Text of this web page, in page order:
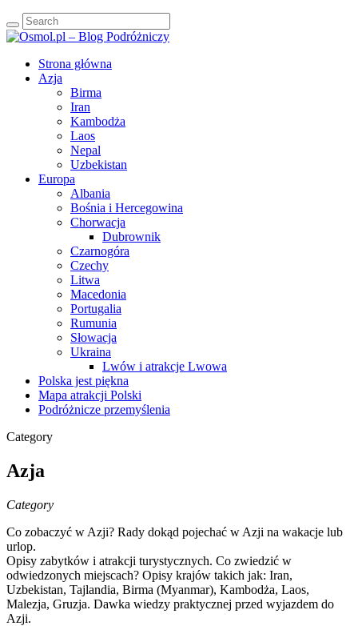
Strona główna
Azja
Birma
Iran
Kambodża
Laos
Nepal
Uzbekistan
Europa
Albania
Bośnia i Hercegowina
Chorwacja
Dubrownik
Czarnogóra
Czechy
Litwa
Macedonia
Portugalia
Rumunia
Słowacja
Ukraina
Lwów i atrakcje Lwowa
Polska jest piękna
Mapa atrakcji Polski
Podróżnicze przemyślenia
Category
Azja
Category
Co zobaczyć w Azji? Rady dokąd pojechać w Azji na wakacje lub
urlop.
Opisy zabytków i atrakcji turystycznych. Co zwiedzić w
odwiedzonych miejscach? Opisy krajów takich jak: Iran,
Uzbekistan, Tajlandia, Birma (Myanmar), Kambodża, Laos,
Malezja, Gruzja. Dawka wiedzy praktycznej przed wyjazdem do
Azji.